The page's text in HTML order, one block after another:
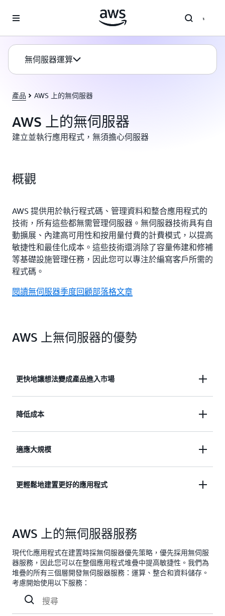
無伺服器運算
產品 AWS 上的無伺服器
AWS 上的無伺服器
建立並執行應用程式，無須擔心伺服器
概觀
AWS 提供用於執行程式碼、管理資料和整合應用程式的
技術，所有這些都無需管理伺服器。無伺服器技術具有自
動擴展、內建高可用性和按用量付費的計費模式，以提高
敏捷性和最佳化成本。這些技術還消除了容量佈建和修補
等基礎設施管理任務，因此您可以專注於編寫客戶所需的
程式碼。
閱讀無伺服器季度回顧部落格文章
AWS 上無伺服器的優勢
更快地讓想法變成產品進入市場
見回饋並進行疊代，以更快地進入市場。
降低成本
用率，無需為超額佈建付費。
適應大規模
以往更快地適應客戶需求。
更輕鬆地建置更好的應用程式
AWS 上的無伺服器服務
現代化應用程式在建置時採無伺服器優先策略，優先採用無伺服
器服務，因此您可以在整個應用程式堆疊中提高敏捷性。我們為
堆疊的所有三個層開發無伺服器服務：運算、整合和資料儲存。
考慮開始使用以下服務：